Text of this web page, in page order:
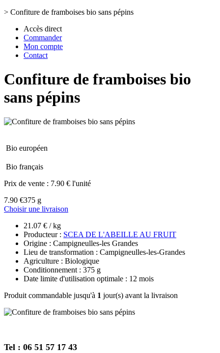
> Confiture de framboises bio sans pépins
Accès direct
Commander
Mon compte
Contact
Confiture de framboises bio
sans pépins
Bio européen
Bio français
Prix de vente : 7.90 € l'unité
7.90 €375 g
Choisir une livraison
21.07 € / kg
Producteur : SCEA DE L'ABEILLE AU FRUIT
Origine : Campigneulles-les Grandes
Lieu de transformation : Campigneulles-les-Grandes
Agriculture : Biologique
Conditionnement : 375 g
Date limite d'utilisation optimale : 12 mois
Produit commandable jusqu'à 1 jour(s) avant la livraison
Tel : 06 51 57 17 43